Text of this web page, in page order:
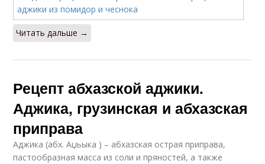
Читать дальше →
Рецепт абхазской аджики.
Аджика, грузинская и абхазская
приправа
Аджика (абх. Аџьыка ) – абхазская острая приправа,
пастообразная масса из соли и пряностей, а также